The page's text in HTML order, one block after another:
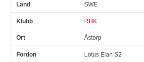
SWE
RHK
Åstorp
Lotus Elan S2